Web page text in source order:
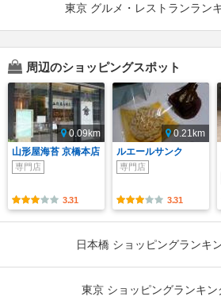
東京 グルメ・レストランラン
周辺のショッピングスポット
0.09km
山形屋海苔 京橋本店
専門店
3.31
0.21km
ルエールサンク
専門店
3.31
日本橋 ショッピングランキ
東京 ショッピングランキン